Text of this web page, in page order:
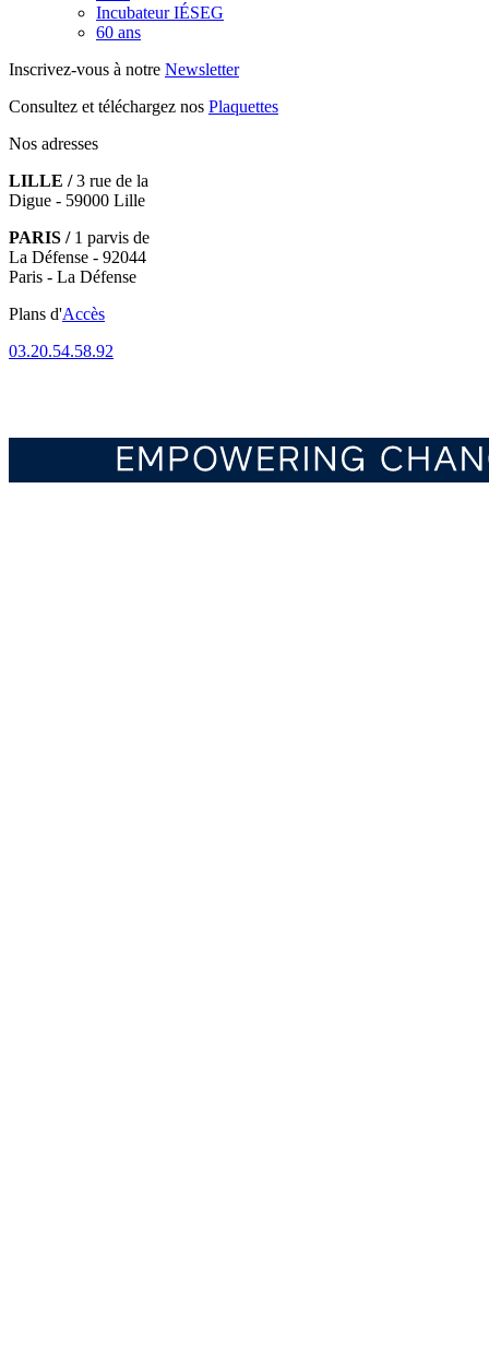
Incubateur IÉSEG
60 ans
Inscrivez-vous à notre Newsletter
Consultez et téléchargez nos Plaquettes
Nos adresses
LILLE /3 rue de la
Digue - 59000 Lille
PARIS /1 parvis de
La Défense - 92044
Paris - La Défense
Plans d'Accès
03.20.54.58.92